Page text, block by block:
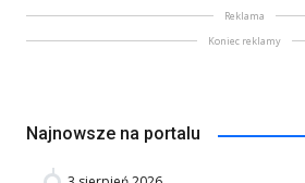
Reklama
Koniec reklamy
Najnowsze na portalu